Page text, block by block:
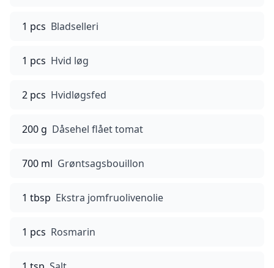
1 pcs Bladselleri
1 pcs Hvid løg
2 pcs Hvidløgsfed
200 g Dåsehel flået tomat
700 ml Grøntsagsbouillon
1 tbsp Ekstra jomfruolivenolie
1 pcs Rosmarin